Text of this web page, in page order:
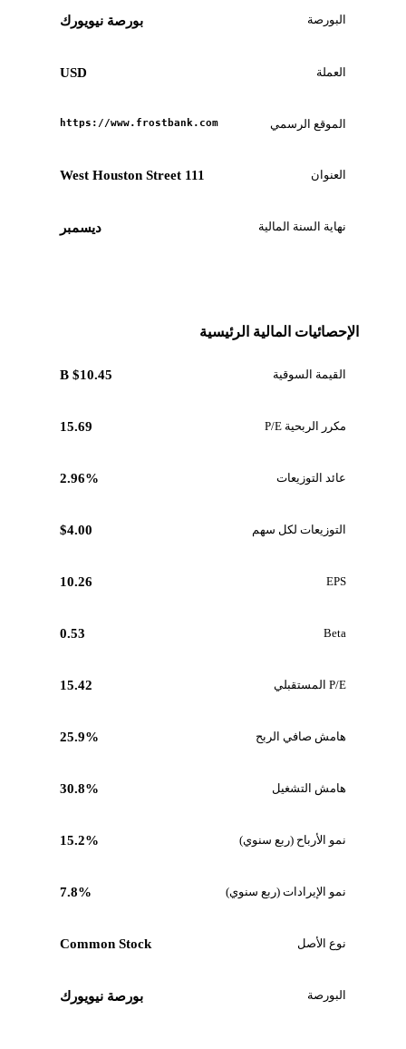
البورصة بورصة نيويورك
العملة USD
الموقع الرسمي https://www.frostbank.com
العنوان 111 West Houston Street
نهاية السنة المالية ديسمبر
الإحصائيات المالية الرئيسية
القيمة السوقية $10.45 B
مكرر الربحية P/E 15.69
عائد التوزيعات 2.96%
التوزيعات لكل سهم $4.00
EPS
10.26
Beta
0.53
P/E المستقبلي 15.42
هامش صافي الربح 25.9%
هامش التشغيل 30.8%
نمو الأرباح (ربع سنوي) 15.2%
نمو الإيرادات (ربع سنوي) 7.8%
نوع الأصل Common Stock
البورصة بورصة نيويورك